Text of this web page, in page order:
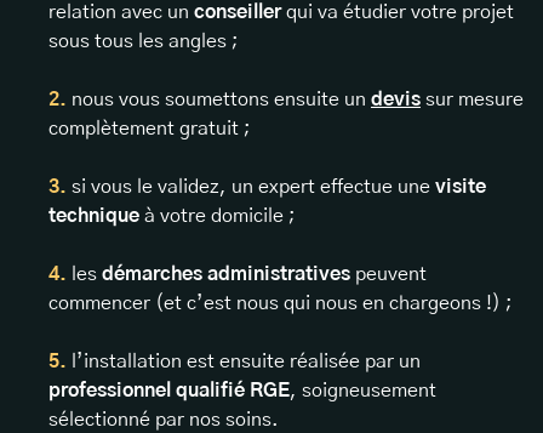
relation avec un conseillerqui va étudier votre projet
sous tous les angles ;
nous vous soumettons ensuite un devis sur mesure
complètement gratuit ;
si vous le validez, un expert effectue une visite
technique à votre domicile ;
les démarches administratives peuvent
commencer (et c’est nous qui nous en chargeons !) ;
l’installation est ensuite réalisée par un
professionnel qualifié RGE, soigneusement
sélectionné par nos soins.